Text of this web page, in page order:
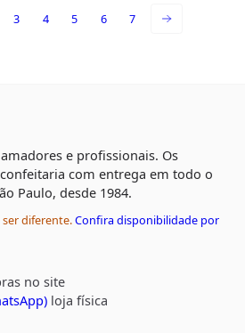
3 4 5 6 7
e profissionais. Os
com entrega em todo o
Paulo, desde 1984.
diferente.Confira disponibilidade por
no site
loja física